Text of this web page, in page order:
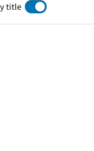
title